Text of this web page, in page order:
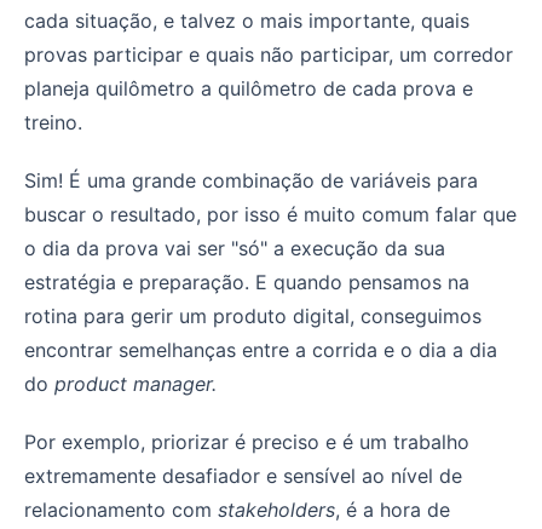
cada situação, e talvez o mais importante, quais
provas participar e quais não participar, um corredor
planeja quilômetro a quilômetro de cada prova e
treino.
Sim! É uma grande combinação de variáveis para
buscar o resultado, por isso é muito comum falar que
o dia da prova vai ser "só" a execução da sua
estratégia e preparação. E quando pensamos na
rotina para gerir um produto digital, conseguimos
encontrar semelhanças entre a corrida e o dia a dia
do product manager.
Por exemplo, priorizar é preciso e é um trabalho
extremamente desafiador e sensível ao nível de
relacionamento com stakeholders, é a hora de